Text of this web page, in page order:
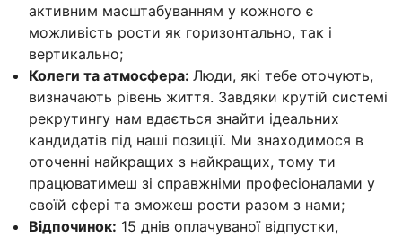
активним масштабуванням у кожного є
можливість рости як горизонтально, так і
вертикально;
Колеги та атмосфера: Люди, які тебе оточують,
визначають рівень життя. Завдяки крутій системі
рекрутингу нам вдається знайти ідеальних
кандидатів під наші позиції. Ми знаходимося в
оточенні найкращих з найкращих, тому ти
працюватимеш зі справжніми професіоналами у
своїй сфері та зможеш рости разом з нами;
Відпочинок: 15 днів оплачуваної відпустки,